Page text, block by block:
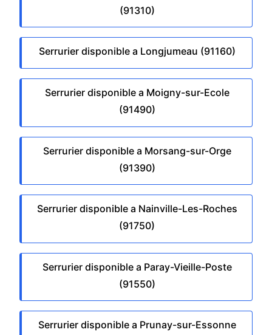
(91310)
Serrurier disponible a Longjumeau (91160)
Serrurier disponible a Moigny-sur-Ecole
(91490)
Serrurier disponible a Morsang-sur-Orge
(91390)
Serrurier disponible a Nainville-Les-Roches
(91750)
Serrurier disponible a Paray-Vieille-Poste
(91550)
Serrurier disponible a Prunay-sur-Essonne